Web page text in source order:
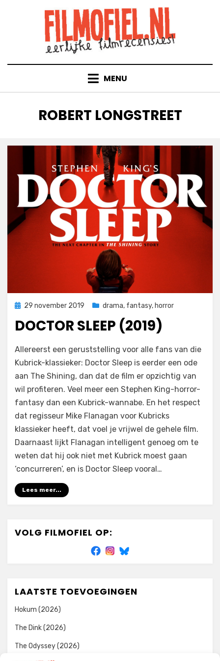
MENU
TAG
:
ROBERT LONGSTREET
Geplaatst
29 november 2019 drama, fantasy, horror
DOCTOR SLEEP (2019)
Filmofiel.nl
Laat een reactie achter
op
Doctor
Sleep
(2019)
Allereerst een geruststelling voor alle fans van die
Kubrick-klassieker: Doctor Sleep is eerder een ode
aan The Shining, dan dat de film er opzichtig van
wil profiteren. Veel meer een Stephen King-horror-
fantasy dan een Kubrick-wannabe. En het respect
dat regisseur Mike Flanagan voor Kubricks
klassieker heeft, dat voel je vrijwel de gehele film.
Daarnaast lijkt Flanagan intelligent genoeg om te
weten dat hij ook niet met Kubrick moest gaan
‘concurreren’, en is Doctor Sleep vooral…
Lees meer...
VOLG FILMOFIEL OP:
LAATSTE TOEVOEGINGEN
Hokum (2026)
The Dink (2026)
The Odyssey (2026)